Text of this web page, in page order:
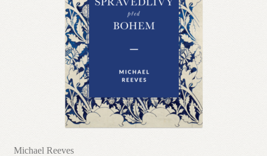
Michael Reeves